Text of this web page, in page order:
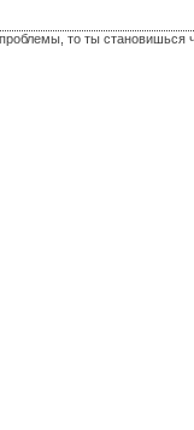
то ты становишься